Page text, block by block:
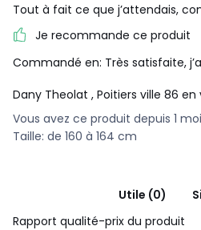
Tout à fait ce que j’attendais,
Je recommande ce produit
Commandé en: Très satisfaite,
Dany Theolat , Poitiers ville 86 en
Vous avez ce produit depuis 1
Taille: de 160 à 164 cm
Utile (0)
Rapport qualité-prix du produit